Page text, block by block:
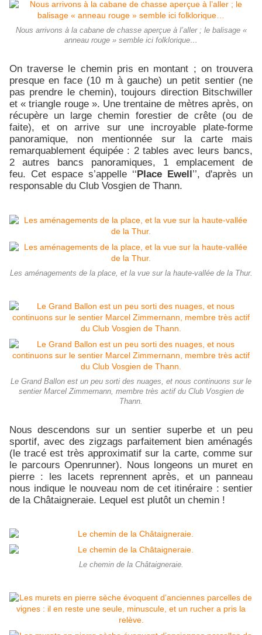
Nous arrivons à la cabane de chasse aperçue à l’aller ; le balisage «
anneau rouge » semble ici folklorique…
On traverse le chemin pris en montant ; on trouvera
presque en face (10 m à gauche) un petit sentier (ne
pas prendre le chemin), toujours direction Bitschwiller
et « triangle rouge ». Une trentaine de mètres après, on
récupère un large chemin forestier de crête (ou de
faite), et on arrive sur une incroyable plate-forme
panoramique, non mentionnée sur la carte mais
remarquablement équipée : 2 tables avec leurs bancs,
2 autres bancs panoramiques, 1 emplacement de
feu. Cet espace s’appelle ‘‘Place Ewell’’, d'après un
responsable du Club Vosgien de Thann.
Les aménagements de la place, et la vue sur la haute-vallée de la Thur.
Le Grand Ballon est un peu sorti des nuages, et nous continuons sur le
sentier Marcel Zimmernann, membre très actif du Club Vosgien de
Thann.
Nous descendons sur un sentier superbe et un peu
sportif, avec des zigzags parfaitement bien aménagés
(le tracé est très approximatif sur la carte, comme sur
le parcours Openrunner). Nous longeons un muret en
pierre : les lacets reprennent après, et un panneau
nous indique le nouveau nom de cet itinéraire : sentier
de la Châtaigneraie. Lequel est plutôt un chemin !
Le chemin de la Châtaigneraie.